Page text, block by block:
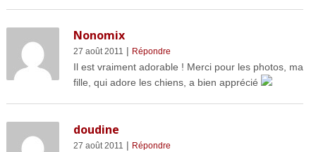
Nonomix
27 août 2011 | Répondre
Il est vraiment adorable ! Merci pour les photos, ma
fille, qui adore les chiens, a bien apprécié
doudine
27 août 2011 | Répondre